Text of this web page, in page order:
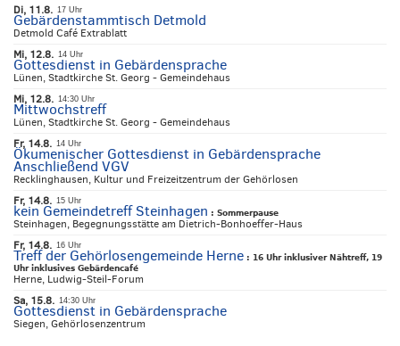
Di, 11.8. 17 Uhr
Gebärdenstammtisch Detmold
Detmold Café Extrablatt
Mi, 12.8. 14 Uhr
Gottesdienst in Gebärdensprache
Lünen, Stadtkirche St. Georg - Gemeindehaus
Mi, 12.8. 14:30 Uhr
Mittwochstreff
Lünen, Stadtkirche St. Georg - Gemeindehaus
Fr, 14.8. 14 Uhr
Ökumenischer Gottesdienst in Gebärdensprache
Anschließend VGV
Recklinghausen, Kultur und Freizeitzentrum der Gehörlosen
Fr, 14.8. 15 Uhr
kein Gemeindetreff Steinhagen : Sommerpause
Steinhagen, Begegnungsstätte am Dietrich-Bonhoeffer-Haus
Fr, 14.8. 16 Uhr
Treff der Gehörlosengemeinde Herne : 16 Uhr inklusiver Nähtreff, 19
Uhr inklusives Gebärdencafé
Herne, Ludwig-Steil-Forum
Sa, 15.8. 14:30 Uhr
Gottesdienst in Gebärdensprache
Siegen, Gehörlosenzentrum